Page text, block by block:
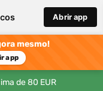
Abrir app
mesmo!
app
de 80 EUR